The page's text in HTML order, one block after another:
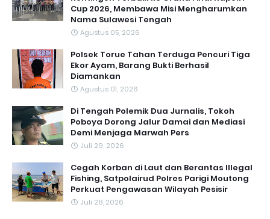
Cup 2026, Membawa Misi Mengharumkan
Nama Sulawesi Tengah
Agustus 05, 2026
Polsek Torue Tahan Terduga Pencuri Tiga
Ekor Ayam, Barang Bukti Berhasil
Diamankan
Agustus 01, 2026
Di Tengah Polemik Dua Jurnalis, Tokoh
Poboya Dorong Jalur Damai dan Mediasi
Demi Menjaga Marwah Pers
Juli 29, 2026
Cegah Korban di Laut dan Berantas Illegal
Fishing, Satpolairud Polres Parigi Moutong
Perkuat Pengawasan Wilayah Pesisir
Juli 28, 2026